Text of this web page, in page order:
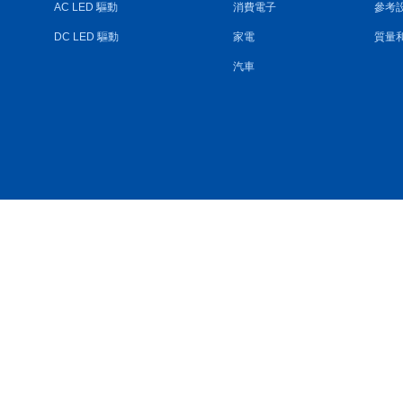
AC LED 驅動
DC LED 驅動
消費電子
家電
汽車
參考
質量